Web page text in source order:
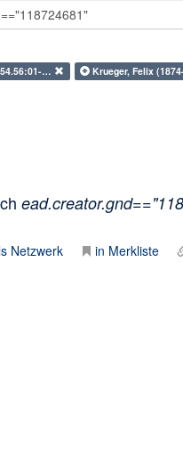
… Krueger, Felix
Netzwerk in Merkliste